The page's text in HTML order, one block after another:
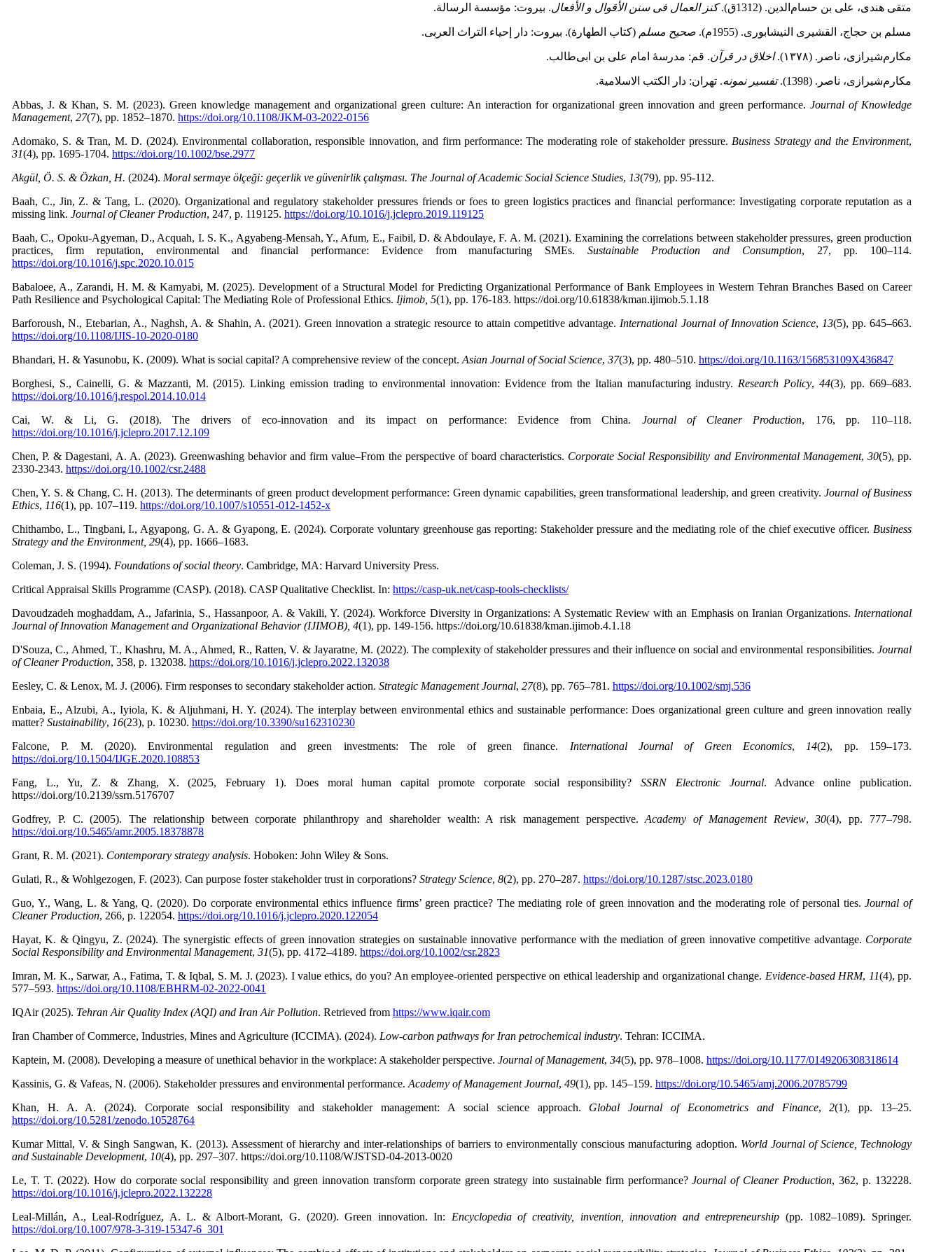
متقی هندی، علی بن حسام‌الدین. (1312ق). کنز العمال فی سنن الأقوال و الأفعال. بیروت: مؤسسة الرسالة.
مسلم بن حجاج، القشیری النیشابوری. (1955م). صحیح مسلم (کتاب الطهارة). بیروت: دار إحیاء التراث العربی.
مکارم‌شیرازی، ناصر. (۱۳۷۸). اخلاق در قرآن. قم: مدرسۀ امام علی بن ابی‌طالب.
مکارم‌شیرازی، ناصر. (1398). تفسیر نمونه. تهران: دار الکتب الاسلامیة.
Abbas, J. & Khan, S. M. (2023). Green knowledge management and organizational green culture: An interaction for organizational green innovation and green performance. Journal of Knowledge
Management, 27(7), pp. 1852–1870. https://doi.org/10.1108/JKM-03-2022-0156
Adomako, S. & Tran, M. D. (2024). Environmental collaboration, responsible innovation, and firm performance: The moderating role of stakeholder pressure. Business Strategy and the Environment,
31(4), pp. 1695-1704. https://doi.org/10.1002/bse.2977
Akgül , Ö. S. & Özkan, H. (2024). Moral sermaye ölçeği: geçerlik ve güvenirlik çalışması. The Journal of Academic Social Science Studies, 13(79), pp. 95-112.
Baah, C., Jin, Z. & Tang, L. (2020). Organizational and regulatory stakeholder pressures friends or foes to green logistics practices and financial performance: Investigating corporate reputation as a
missing link. Journal of Cleaner Production, 247, p. 119125. https://doi.org/10.1016/j.jclepro.2019.119125
Baah, C., Opoku-Agyeman, D., Acquah, I. S. K., Agyabeng-Mensah, Y., Afum, E., Faibil, D. & Abdoulaye, F. A. M. (2021). Examining the correlations between stakeholder pressures, green production
practices, firm reputation, environmental and financial performance: Evidence from manufacturing SMEs.Sustainable Production and Consumption, 27, pp. 100–114.
https://doi.org/10.1016/j.spc.2020.10.015
Babaloee, A., Zarandi, H. M. & Kamyabi, M. (2025). Development of a Structural Model for Predicting Organizational Performance of Bank Employees in Western Tehran Branches Based on Career
Path Resilience and Psychological Capital: The Mediating Role of Professional Ethics. Ijimob, 5(1), pp. 176-183. https://doi.org/10.61838/kman.ijimob.5.1.18
Barforoush, N., Etebarian, A., Naghsh, A. & Shahin, A. (2021). Green innovation a strategic resource to attain competitive advantage. International Journal of Innovation Science, 13(5), pp. 645–663.
https://doi.org/10.1108/IJIS-10-2020-0180
Bhandari, H. & Yasunobu, K. (2009). What is social capital? A comprehensive review of the concept. Asian Journal of Social Science, 37(3), pp. 480–510. https://doi.org/10.1163/156853109X436847
Borghesi, S., Cainelli, G. & Mazzanti, M. (2015). Linking emission trading to environmental innovation: Evidence from the Italian manufacturing industry. Research Policy,44(3), pp. 669–683.
https://doi.org/10.1016/j.respol.2014.10.014
Cai, W. & Li, G. (2018). The drivers of eco-innovation and its impact on performance: Evidence from China. Journal of Cleaner Production, 176, pp. 110–118.
https://doi.org/10.1016/j.jclepro.2017.12.109
Chen, P. & Dagestani, A. A. (2023). Greenwashing behavior and firm value–From the perspective of board characteristics. Corporate Social Responsibility and Environmental Management, 30(5), pp.
2330-2343. https://doi.org/10.1002/csr.2488
Chen, Y. S. & Chang, C. H. (2013). The determinants of green product development performance: Green dynamic capabilities, green transformational leadership, and green creativity.Journal of Business
Ethics, 116(1), pp. 107–119. https://doi.org/10.1007/s10551-012-1452-x
Chithambo, L., Tingbani, I., Agyapong, G. A. & Gyapong, E. (2024). Corporate voluntary greenhouse gas reporting: Stakeholder pressure and the mediating role of the chief executive officer. Business
Strategy and the Environment, 29(4), pp. 1666–1683.
Coleman, J. S. (1994). Foundations of social theory. Cambridge, MA: Harvard University Press.
Critical Appraisal Skills Programme (CASP). (2018). CASP Qualitative Checklist. In: https://casp-uk.net/casp-tools-checklists/
Davoudzadeh moghaddam, A., Jafarinia, S., Hassanpoor, A. & Vakili, Y. (2024). Workforce Diversity in Organizations: A Systematic Review with an Emphasis on Iranian Organizations. International
Journal of Innovation Management and Organizational Behavior (IJIMOB), 4(1), pp. 149-156. https://doi.org/10.61838/kman.ijimob.4.1.18
D'Souza, C., Ahmed, T., Khashru, M. A., Ahmed, R., Ratten, V. & Jayaratne, M. (2022). The complexity of stakeholder pressures and their influence on social and environmental responsibilities. Journal
of Cleaner Production, 358, p. 132038. https://doi.org/10.1016/j.jclepro.2022.132038
Eesley, C. & Lenox, M. J. (2006). Firm responses to secondary stakeholder action. Strategic Management Journal, 27(8), pp. 765–781. https://doi.org/10.1002/smj.536
Enbaia, E., Alzubi, A., Iyiola, K. & Aljuhmani, H. Y. (2024). The interplay between environmental ethics and sustainable performance: Does organizational green culture and green innovation really
matter? Sustainability, 16(23), p. 10230. https://doi.org/10.3390/su162310230
Falcone, P. M. (2020). Environmental regulation and green investments: The role of green finance. International Journal of Green Economics, 14(2), pp. 159–173.
https://doi.org/10.1504/IJGE.2020.108853
Fang, L., Yu, Z. & Zhang, X. (2025, February 1). Does moral human capital promote corporate social responsibility?SSRN Electronic Journal. Advance online publication.
https://doi.org/10.2139/ssrn.5176707
Godfrey, P. C. (2005). The relationship between corporate philanthropy and shareholder wealth: A risk management perspective.Academy of Management Review,30(4), pp. 777–798.
https://doi.org/10.5465/amr.2005.18378878
Grant, R. M. (2021). Contemporary strategy analysis. Hoboken: John Wiley & Sons.
Gulati, R., & Wohlgezogen, F. (2023). Can purpose foster stakeholder trust in corporations? Strategy Science, 8(2), pp. 270–287. https://doi.org/10.1287/stsc.2023.0180
Guo, Y., Wang, L. & Yang, Q. (2020). Do corporate environmental ethics influence firms’ green practice? The mediating role of green innovation and the moderating role of personal ties.Journal of
Cleaner Production, 266, p. 122054. https://doi.org/10.1016/j.jclepro.2020.122054
Hayat, K. & Qingyu, Z. (2024). The synergistic effects of green innovation strategies on sustainable innovative performance with the mediation of green innovative competitive advantage. Corporate
Social Responsibility and Environmental Management, 31(5), pp. 4172–4189. https://doi.org/10.1002/csr.2823
Imran, M. K., Sarwar, A., Fatima, T. & Iqbal, S. M. J. (2023). I value ethics, do you? An employee-oriented perspective on ethical leadership and organizational change. Evidence-based HRM, 11(4), pp.
577–593. https://doi.org/10.1108/EBHRM-02-2022-0041
IQAir (2025). Tehran Air Quality Index (AQI) and Iran Air Pollution. Retrieved from https://www.iqair.com
Iran Chamber of Commerce, Industries, Mines and Agriculture (ICCIMA). (2024). Low-carbon pathways for Iran petrochemical industry. Tehran: ICCIMA.
Kaptein, M. (2008). Developing a measure of unethical behavior in the workplace: A stakeholder perspective. Journal of Management, 34(5), pp. 978–1008. https://doi.org/10.1177/0149206308318614
Kassinis, G. & Vafeas, N. (2006). Stakeholder pressures and environmental performance. Academy of Management Journal, 49(1), pp. 145–159. https://doi.org/10.5465/amj.2006.20785799
Khan, H. A. A. (2024). Corporate social responsibility and stakeholder management: A social science approach. Global Journal of Econometrics and Finance,2(1), pp. 13–25.
https://doi.org/10.5281/zenodo.10528764
Kumar Mittal, V. & Singh Sangwan, K. (2013). Assessment of hierarchy and inter-relationships of barriers to environmentally conscious manufacturing adoption. World Journal of Science, Technology
and Sustainable Development, 10(4), pp. 297–307. https://doi.org/10.1108/WJSTSD-04-2013-0020
Le, T. T. (2022). How do corporate social responsibility and green innovation transform corporate green strategy into sustainable firm performance?Journal of Cleaner Production, 362, p. 132228.
https://doi.org/10.1016/j.jclepro.2022.132228
Leal-Millán, A., Leal-Rodríguez, A. L. & Albort-Morant, G. (2020). Green innovation. In: Encyclopedia of creativity, invention, innovation and entrepreneurship (pp. 1082–1089). Springer.
https://doi.org/10.1007/978-3-319-15347-6_301